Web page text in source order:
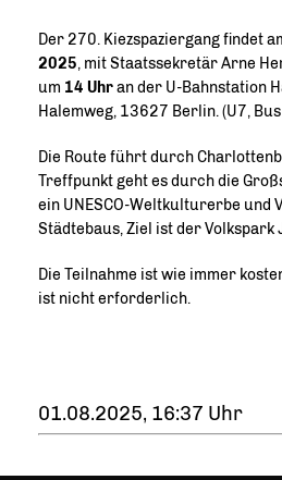
Der 270. Kiezspaziergang findet
2025, mit Staatssekretär Arne
um 14 Uhran der U-Bahnstation
Halemweg, 13627 Berlin. (U7,
Die Route führt durch
Treffpunkt geht es durch die
ein UNESCO-Weltkulturerbe und
Städtebaus, Ziel ist der Volkspark
Die Teilnahme ist wie immer
ist nicht erforderlich.
01.08.2025, 16:37 Uhr